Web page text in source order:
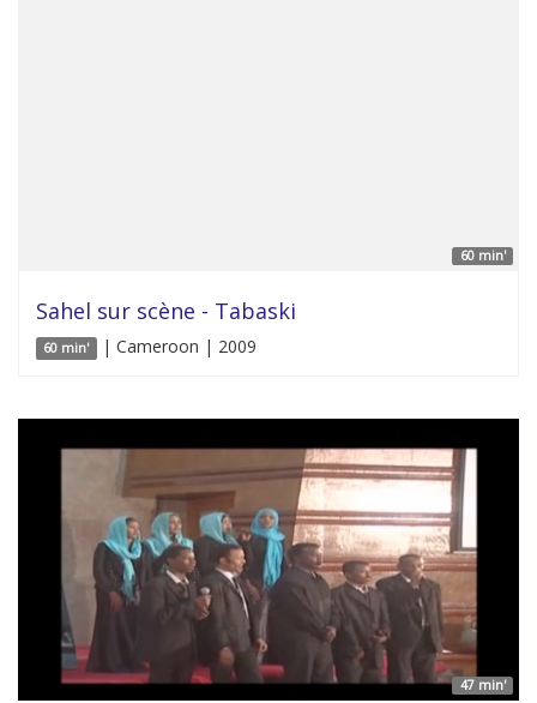
60 min'
Sahel sur scène - Tabaski
60 min' | Cameroon | 2009
47 min'